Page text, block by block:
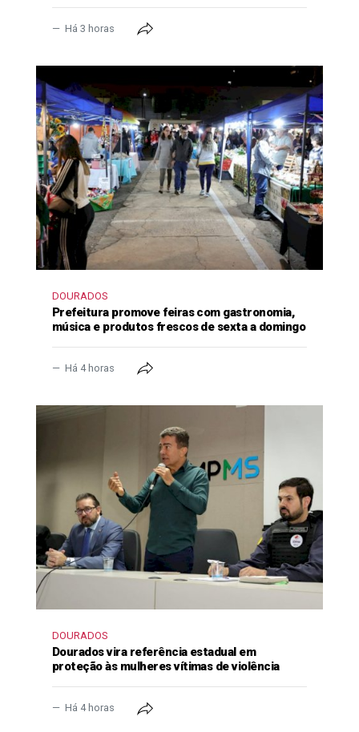
Há 3 horas
DOURADOS
Prefeitura promove feiras com gastronomia,
música e produtos frescos de sexta a domingo
Há 4 horas
DOURADOS
Dourados vira referência estadual em
proteção às mulheres vítimas de violência
Há 4 horas